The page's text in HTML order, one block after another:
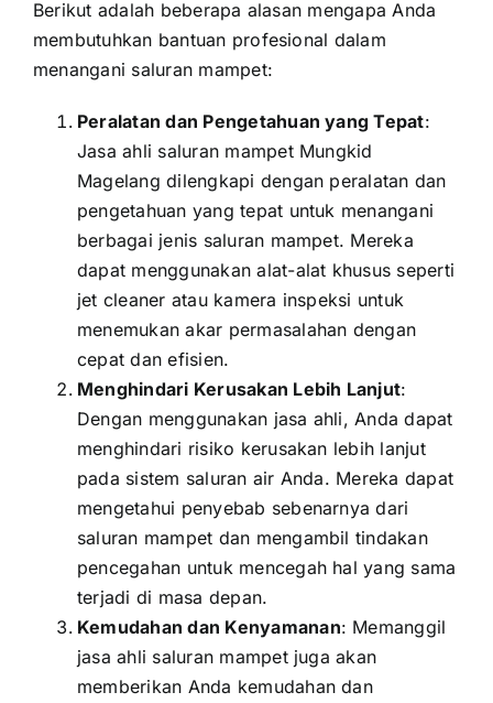
Berikut adalah beberapa alasan mengapa Anda
membutuhkan bantuan profesional dalam
menangani saluran mampet:
Peralatan dan Pengetahuan yang Tepat:
Jasa ahli saluran mampet Mungkid
Magelang dilengkapi dengan peralatan dan
pengetahuan yang tepat untuk menangani
berbagai jenis saluran mampet. Mereka
dapat menggunakan alat-alat khusus seperti
jet cleaner atau kamera inspeksi untuk
menemukan akar permasalahan dengan
cepat dan efisien.
Menghindari Kerusakan Lebih Lanjut:
Dengan menggunakan jasa ahli, Anda dapat
menghindari risiko kerusakan lebih lanjut
pada sistem saluran air Anda. Mereka dapat
mengetahui penyebab sebenarnya dari
saluran mampet dan mengambil tindakan
pencegahan untuk mencegah hal yang sama
terjadi di masa depan.
Kemudahan dan Kenyamanan: Memanggil
jasa ahli saluran mampet juga akan
memberikan Anda kemudahan dan